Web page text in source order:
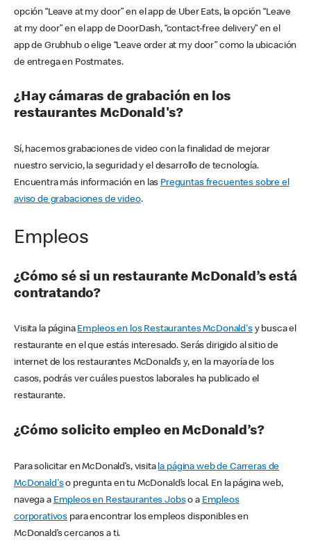
opción “Leave at my door” en el app de Uber Eats, la opción “Leave
at my door” en el app de DoorDash, “contact-free delivery” en el
app de Grubhub o elige “Leave order at my door” como la ubicación
de entrega en Postmates.
¿Hay cámaras de grabación en los
restaurantes McDonald's?
Sí, hacemos grabaciones de video con la finalidad de mejorar
nuestro servicio, la seguridad y el desarrollo de tecnología.
Encuentra más información en las Preguntas frecuentes sobre el
aviso de grabaciones de video.
Empleos
¿Cómo sé si un restaurante McDonald’s está
contratando?
Visita la página Empleos en los Restaurantes McDonald'sy busca el
restaurante en el que estás interesado. Serás dirigido al sitio de
internet de los restaurantes McDonald’s y, en la mayoría de los
casos, podrás ver cuáles puestos laborales ha publicado el
restaurante.
¿Cómo solicito empleo en McDonald’s?
Para solicitar en McDonald’s, visita la página web de Carreras de
McDonald'so pregunta en tu McDonald’s local. En la página web,
navega a Empleos en Restaurantes Jobso a Empleos
corporativos para encontrar los empleos disponibles en
McDonald’s cercanos a ti.